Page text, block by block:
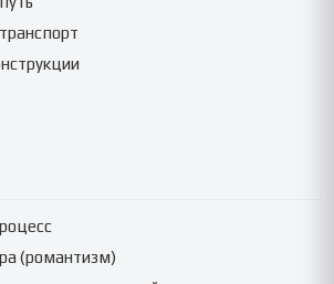
(романтизм)